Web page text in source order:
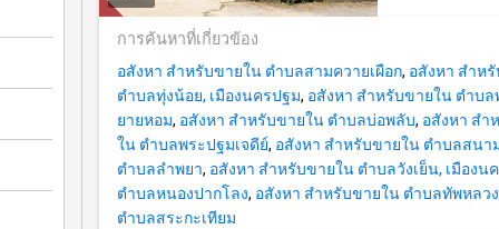
เลือกทุกธนา
สูงสุด 90-100% ของ
เติม หรือ นัด
7642) Line ID : --------m
ทรัพย์อื่นๆ เพิ่
Best
การค้นหาที่เกี่ยวข้อง
อสังหา สำหรับขายใน ตำบลสามควายเผือก, อสังหา สำห
ตำบลทุ่งน้อย, เมืองนครปฐม, อสังหา สำหรับขายใน ตำบ
ยายหอม, อสังหา สำหรับขายใน ตำบลบ่อพลับ, อสังหา สำ
ใน ตำบลพระปฐมเจดีย์, อสังหา สำหรับขายใน ตำบลสนา
ตำบลลำพยา, อสังหา สำหรับขายใน ตำบลวังเย็น, เมืองน
ตำบลหนองปากโลง, อสังหา สำหรับขายใน ตำบลทัพหลว
ตำบลสระกะเทียม